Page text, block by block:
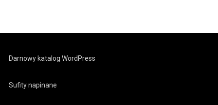
Darnowy katalog WordPress
Sufity napinane